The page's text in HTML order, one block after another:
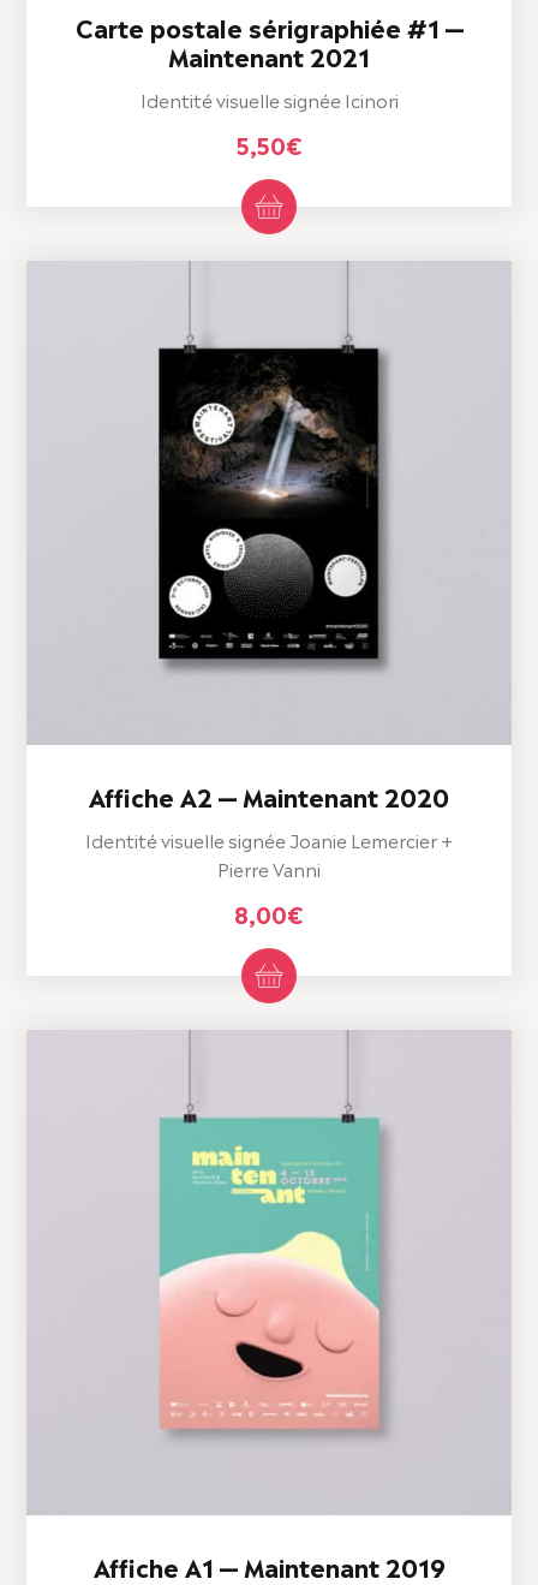
Carte postale sérigraphiée #1 —
Maintenant 2021
Identité visuelle signée Icinori
5,50€
Affiche A2 — Maintenant 2020
Identité visuelle signée Joanie Lemercier +
Pierre Vanni
8,00€
Affiche A1 — Maintenant 2019